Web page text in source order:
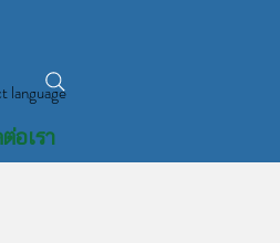
language
อเรา